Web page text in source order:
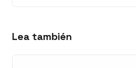
Lea también